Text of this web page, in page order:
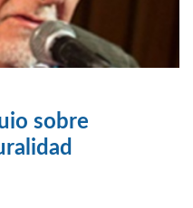
sobre